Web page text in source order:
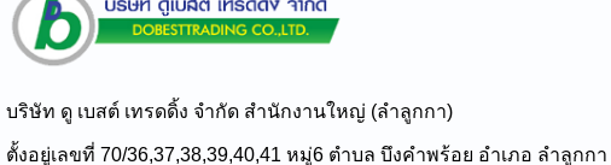
บริษัท ดู เบสต์ เทรดดิ้ง จำกัด สำนักงานใหญ่ (ลำลูกกา)
ตั้งอยู่เลขที่ 70/36,37,38,39,40,41 หมู่6 ตำบล บึงคำพร้อย อำเภอ ลำลูกกา